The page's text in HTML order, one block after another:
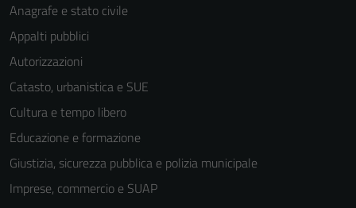
Anagrafe e stato civile
Appalti pubblici
Autorizzazioni
Catasto, urbanistica e SUE
Cultura e tempo libero
Educazione e formazione
Giustizia, sicurezza pubblica e polizia municipale
Imprese, commercio e SUAP